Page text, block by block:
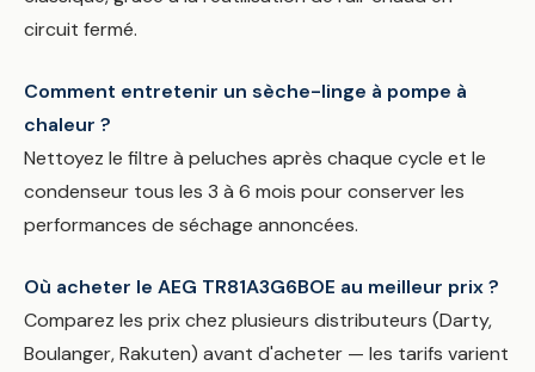
circuit fermé.
Comment entretenir un sèche-linge à pompe à
chaleur ?
Nettoyez le filtre à peluches après chaque cycle et le
condenseur tous les 3 à 6 mois pour conserver les
performances de séchage annoncées.
Où acheter le AEG TR81A3G6BOE au meilleur prix ?
Comparez les prix chez plusieurs distributeurs (Darty,
Boulanger, Rakuten) avant d'acheter — les tarifs varient